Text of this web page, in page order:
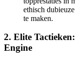
ethisch
te maken.
2. Elite
Engine